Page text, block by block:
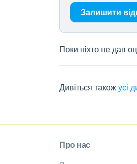
Залишити
Поки ніхто не дав
Дивіться такожусі
Про нас